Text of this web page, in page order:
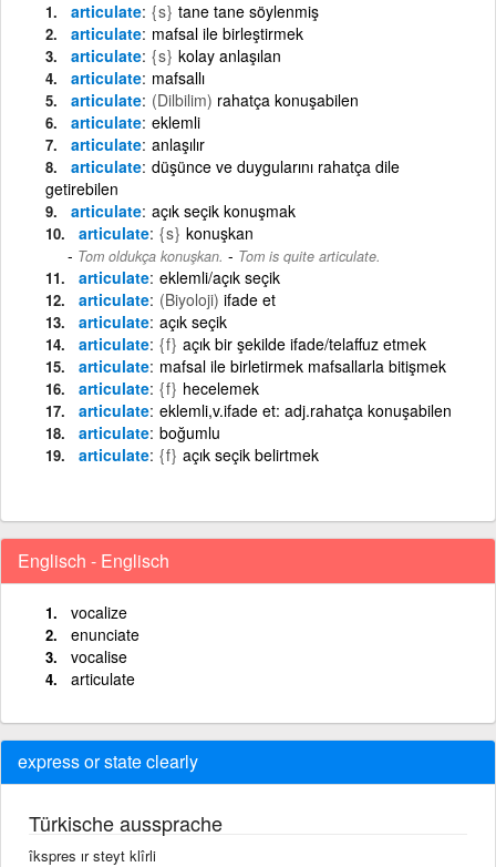
articulate {s} tane tane söylenmiş
articulate mafsal ile birleştirmek
articulate {s} kolay anlaşılan
articulate mafsallı
articulate (Dilbilim) rahatça konuşabilen
articulate eklemli
articulate anlaşılır
articulate düşünce ve duygularını rahatça dile
getirebilen
articulate açık seçik konuşmak
articulate {s} konuşkan
Tom oldukça konuşkan. - Tom is quite articulate.
articulate eklemli/açık seçik
articulate (Biyoloji) ifade et
articulate açık seçik
articulate {f} açık bir şekilde ifade/telaffuz etmek
articulate mafsal ile birletirmek mafsallarla bitişmek
articulate {f} hecelemek
articulate eklemli,v.ifade et: adj.rahatça konuşabilen
articulate boğumlu
articulate {f} açık seçik belirtmek
Englisch - Englisch
vocalize
enunciate
vocalise
articulate
express or state clearly
Türkische aussprache
îkspres ır steyt klîrli